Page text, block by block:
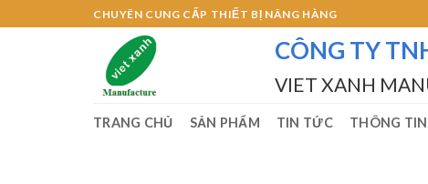
to
CHUYÊN CUNG CẤP THIẾT BỊ NÂNG HÀNG
CÔNG TY
VIET XANH
TRANG CHỦ SẢN PHẨM TIN TỨC THÔNG